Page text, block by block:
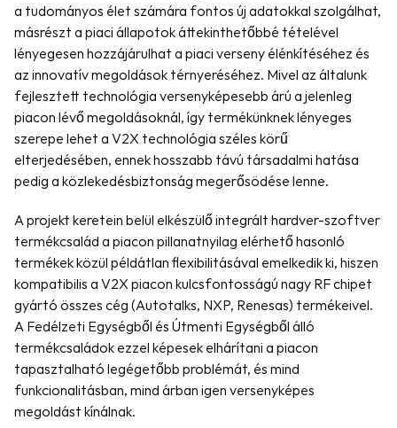
a tudományos élet számára fontos új adatokkal szolgálhat,
másrészt a piaci állapotok áttekinthetőbbé tételével
lényegesen hozzájárulhat a piaci verseny élénkítéséhez és
az innovatív megoldások térnyeréséhez. Mivel az általunk
fejlesztett technológia versenyképesebb árú a jelenleg
piacon lévő megoldásoknál, így termékünknek lényeges
szerepe lehet a V2X technológia széles körű
elterjedésében, ennek hosszabb távú társadalmi hatása
pedig a közlekedésbiztonság megerősödése lenne.
A projekt keretein belül elkészülő integrált hardver-szoftver
termékcsalád a piacon pillanatnyilag elérhető hasonló
termékek közül példátlan flexibilitásával emelkedik ki, hiszen
kompatibilis a V2X piacon kulcsfontosságú nagy RF chipet
gyártó összes cég (Autotalks, NXP, Renesas) termékeivel.
A Fedélzeti Egységből és Útmenti Egységből álló
termékcsaládok ezzel képesek elhárítani a piacon
tapasztalható legégetőbb problémát, és mind
funkcionalitásban, mind árban igen versenyképes
megoldást kínálnak.